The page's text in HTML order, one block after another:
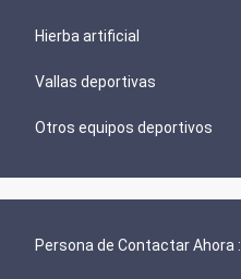
Hierba artificial
Vallas deportivas
Otros equipos deportivos
Persona de Contactar Ahora :